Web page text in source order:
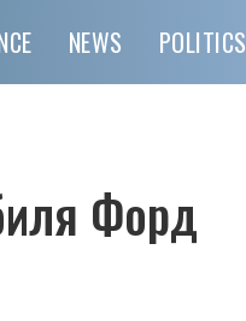
NEWS POLITICS
Форд